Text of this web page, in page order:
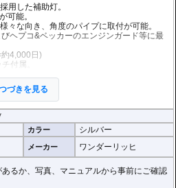
用した補助灯。
可能。
々な向き、角度のパイプに取付が可能。
ヘプコ&ベッカーのエンジンガード等に最
4,000日)
付属。
ールがありませんが下記を根拠に車検対応
み)
る審査 第7章 7-12-1-2 (2) / 第8章 8-12
る審査 第7章 7-70-3 (1) / 第8章 8-70-3
づきを見る
カラー シルバー
メーカー ワンダーリッヒ
るか、写真、マニュアルから事前にご確認